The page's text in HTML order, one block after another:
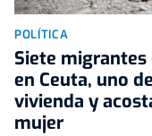
POLÍTICA
Siete
en Ceuta, uno
vivienda y
mujer